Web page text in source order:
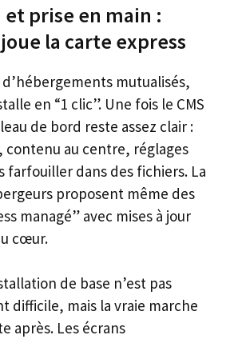
prise en main :
la carte express
d’hébergements mutualisés,
en “1 clic”. Une fois le CMS
de bord reste assez clair :
contenu au centre, réglages
farfouiller dans des fichiers. La
proposent même des
managé” avec mises à jour
cœur.
de base n’est pas
difficile, mais la vraie marche
après. Les écrans